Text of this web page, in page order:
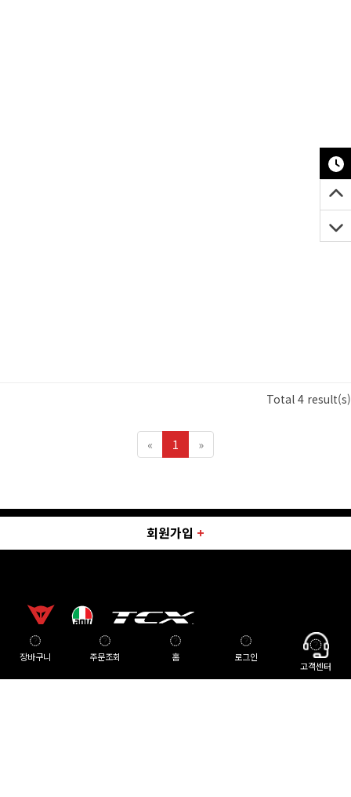
Total 4 result(s)
« 1 »
회원가입 +
이용약관 개인정보 취급방침 고객센터
장바구니 주문조회 홈 로그인
고객센터